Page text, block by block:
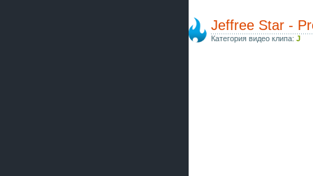
Jeffree Star -
Категория видео клипа: J